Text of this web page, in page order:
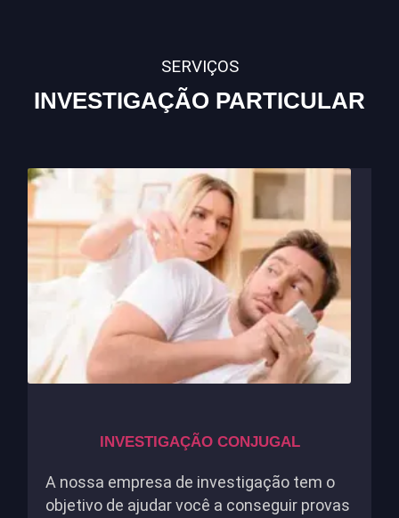
SERVIÇOS
INVESTIGAÇÃO PARTICULAR
INVESTIGAÇÃO CONJUGAL
A nossa empresa de investigação tem o
objetivo de ajudar você a conseguir provas